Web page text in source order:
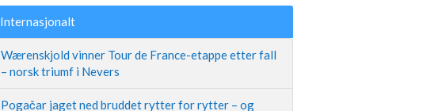
Internasjonalt
Wærenskjold vinner Tour de France-etappe etter fall
– norsk triumf i Nevers
Pogačar jaget ned bruddet rytter for rytter – og